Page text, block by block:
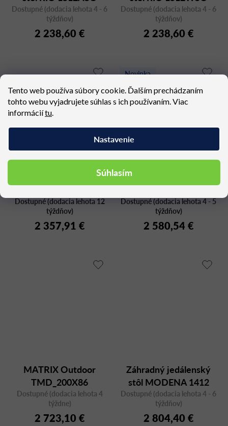
Tento web používa súbory cookie. Ďalším prechádzaním
tohto webu vyjadrujete súhlas s ich používaním. Viac
informáciítu.
Nastavenie
Súhlasím
200x95
Dostupné (dodacia lehota 4 - 6
týždňov)
2 238,60 €
200x95
Dostupné (dodacia lehota 4 - 6
týždňov)
2 238,60 €
Dostupné (dodacia lehota 12
týždňov)
2 357,91 €
Novinka
BENCH ALU - stôl s
lavicami
Dostupné (dodacia lehota 4 - 5
týždňov)
2 580,54 €
MATRIX Outdoor
TMD_200X86
Dostupné (dodacia lehota 4
týždne)
2 723,10 €
Záhradný jedálenský
stôl MODENA 1412
200x95
Dostupné (dodacia lehota 4 - 6
týždňov)
2 804,40 €